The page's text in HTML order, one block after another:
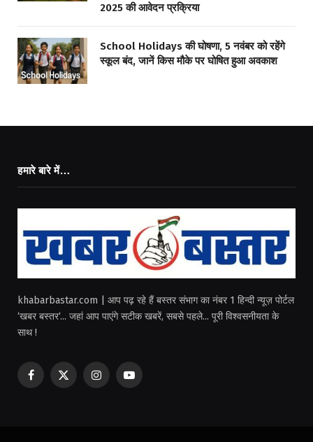
2025 की आवेदन प्रक्रिया
School Holidays की घोषणा, 5 नवंबर को रहेंगे
स्कूल बंद, जानें किस मौके पर घोषित हुआ अवकाश
हमारे बारे में…
khabarbastar.com | आप पढ़ रहे हैं बस्तर संभाग का नंबर 1 हिन्दी न्यूज़ पोर्टल
‘खबर बस्तर‘... जहां आप पाएंगे सटीक खबरें, सबसे पहले... पूरी विश्वसनीयता के
साथ !
Facebook
X
InstagramYouTube